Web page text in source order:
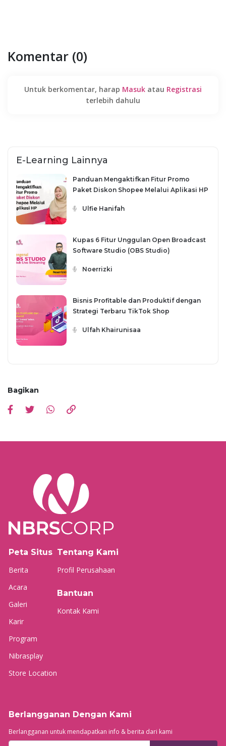
Komentar (0)
Untuk berkomentar, harap Masuk atau Registrasi
terlebih dahulu
E-Learning Lainnya
Panduan Mengaktifkan Fitur Promo
Paket Diskon Shopee Melalui Aplikasi HP
Ulfie Hanifah
Kupas 6 Fitur Unggulan Open Broadcast
Software Studio (OBS Studio)
Noerrizki
Bisnis Profitable dan Produktif dengan
Strategi Terbaru TikTok Shop
Ulfah Khairunisaa
Bagikan
Peta Situs
Berita
Acara
Galeri
Karir
Program
Nibrasplay
Store Location
Tentang Kami
Profil Perusahaan
Bantuan
Kontak Kami
Berlangganan Dengan Kami
Berlangganan untuk mendapatkan info & berita dari kami